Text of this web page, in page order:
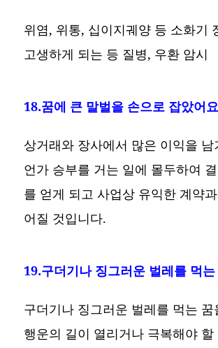
위염, 위통, 십이지궤양 등 소화기
고생하게 되는 등 질병, 우환 암시
18.꿈에 큰 말벌을 손으로 잡았어
상거래와 장사에서 많은 이익을 남
언가 승부를 거는 일에 몰두하여
를 얻게 되고 사업상 유익한 계약
어질 것입니다.
19.구더기나 징그러운 벌레를 먹
구더기나 징그러운 벌레를 먹는 꿈
행운의 길이 열리거나 극복해야 할